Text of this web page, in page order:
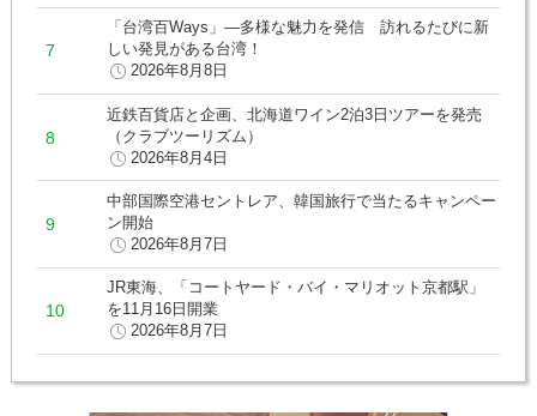
「台湾百Ways」―多様な魅力を発信 訪れるたびに新
しい発見がある台湾！
2026年8月8日
近鉄百貨店と企画、北海道ワイン2泊3日ツアーを発売
（クラブツーリズム）
2026年8月4日
中部国際空港セントレア、韓国旅行で当たるキャンペー
ン開始
2026年8月7日
JR東海、「コートヤード・バイ・マリオット京都駅」
を11月16日開業
2026年8月7日